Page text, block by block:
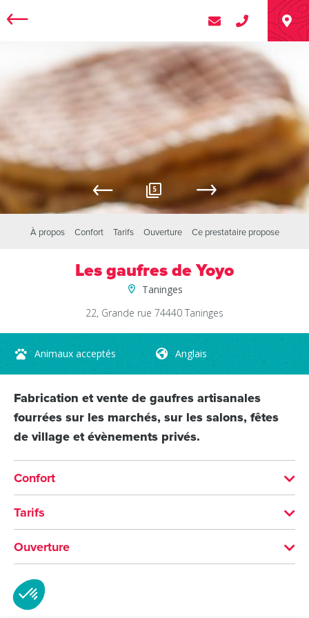
5
À propos Confort Tarifs Ouverture Ce prestataire propose
Les gaufres de Yoyo
Taninges
22, Grande rue 74440 Taninges
Animaux acceptés Anglais
Fabrication et vente de gaufres artisanales
fourrées sur les marchés, sur les salons, fêtes
de village et évènements privés.
Confort
Anglais
Animaux acceptés
Tarifs
2,50 € l'unité
9 € le paquet de 5 gaufres
MOYENS DE PAIEMENT
Ouverture
Du 01/01 au 31/12 tous les jours.